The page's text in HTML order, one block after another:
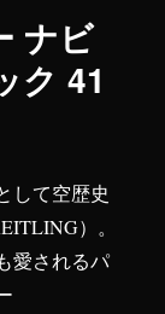
ナビ
ク 41
して空歴史
）。
愛されるパ